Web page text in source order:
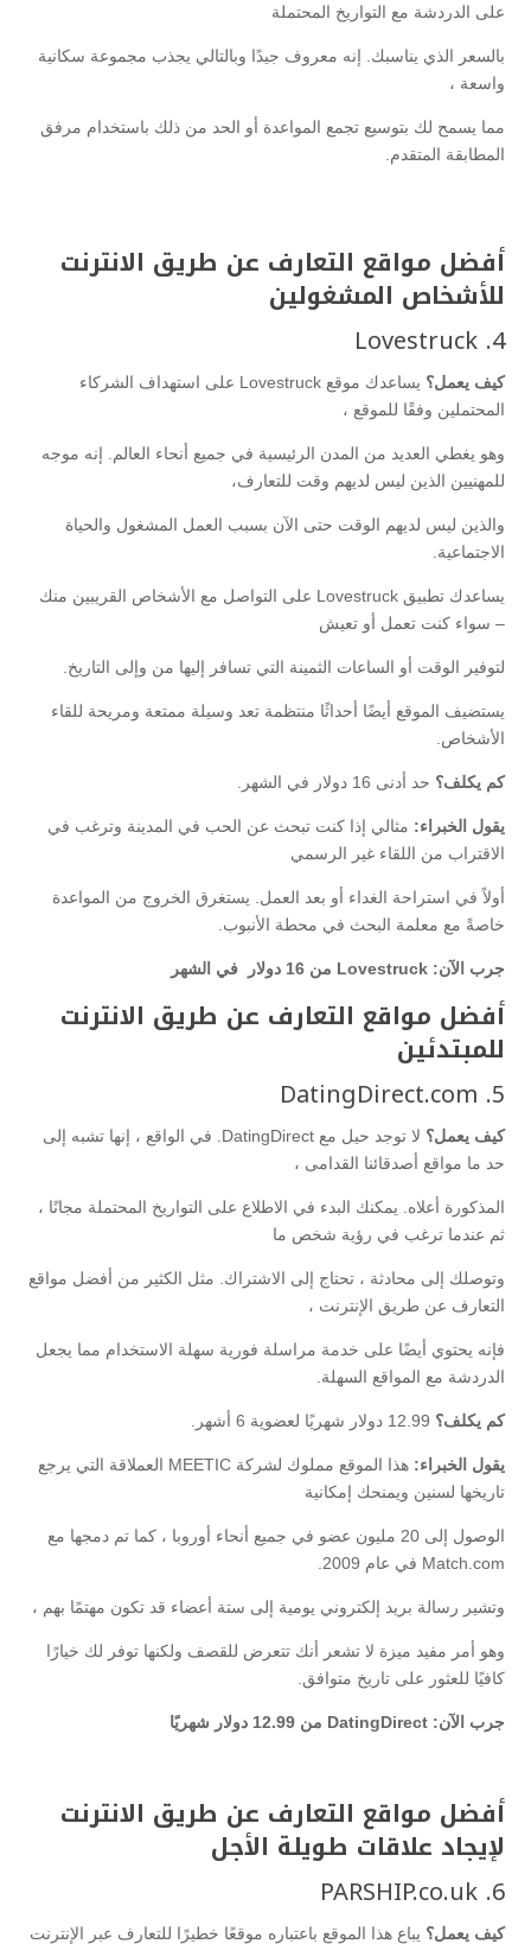
على الدردشة مع التواريخ المحتملة
بالسعر الذي يناسبك. إنه معروف جيدًا وبالتالي يجذب مجموعة سكانية
واسعة ،
مما يسمح لك بتوسيع تجمع المواعدة أو الحد من ذلك باستخدام مرفق
المطابقة المتقدم.
أفضل مواقع التعارف عن طريق الانترنت
للأشخاص المشغولين
4. Lovestruck
كيف يعمل؟
يساعدك موقع Lovestruck على استهداف الشركاء
المحتملين وفقًا للموقع ،
وهو يغطي العديد من المدن الرئيسية في جميع أنحاء العالم. إنه موجه
للمهنيين الذين ليس لديهم وقت للتعارف،
والذين ليس لديهم الوقت حتى الآن بسبب العمل المشغول والحياة
الاجتماعية.
يساعدك تطبيق Lovestruck على التواصل مع الأشخاص القريبين منك
– سواء كنت تعمل أو تعيش
لتوفير الوقت أو الساعات الثمينة التي تسافر إليها من وإلى التاريخ.
يستضيف الموقع أيضًا أحداثًا منتظمة تعد وسيلة ممتعة ومريحة للقاء
الأشخاص.
كم يكلف؟ حد أدنى 16 دولار في الشهر.
يقول الخبراء: مثالي إذا كنت تبحث عن الحب في المدينة وترغب في
الاقتراب من اللقاء غير الرسمي
أولاً في استراحة الغداء أو بعد العمل. يستغرق الخروج من المواعدة
خاصةً مع معلمة البحث في محطة الأنبوب.
جرب الآن: Lovestruck من 16 دولار في الشهر
أفضل مواقع التعارف عن طريق الانترنت
للمبتدئين
5. DatingDirect.com
كيف يعمل؟
لا توجد حيل مع DatingDirect. في الواقع ، إنها تشبه إلى
حد ما مواقع أصدقائنا القدامى ،
المذكورة أعلاه. يمكنك البدء في الاطلاع على التواريخ المحتملة مجانًا ،
ثم عندما ترغب في رؤية شخص ما
وتوصلك إلى محادثة ، تحتاج إلى الاشتراك. مثل الكثير من أفضل مواقع
التعارف عن طريق الإنترنت ،
فإنه يحتوي أيضًا على خدمة مراسلة فورية سهلة الاستخدام مما يجعل
الدردشة مع المواقع السهلة.
كم يكلف؟ 12.99 دولار شهريًا لعضوية 6 أشهر.
يقول الخبراء:
هذا الموقع مملوك لشركة MEETIC العملاقة التي يرجع
تاريخها لسنين ويمنحك إمكانية
الوصول إلى 20 مليون عضو في جميع أنحاء أوروبا ، كما تم دمجها مع
Match.com في عام 2009.
وتشير رسالة بريد إلكتروني يومية إلى ستة أعضاء قد تكون مهتمًا بهم ،
وهو أمر مفيد ميزة لا تشعر أنك تتعرض للقصف ولكنها توفر لك خيارًا
كافيًا للعثور على تاريخ متوافق.
جرب الآن: DatingDirect من 12.99 دولار شهريًا
أفضل مواقع التعارف عن طريق الانترنت
لإيجاد علاقات طويلة الأجل
6. PARSHIP.co.uk
كيف يعمل؟ يباع هذا الموقع باعتباره موقعًا خطيرًا للتعارف عبر الإنترنت